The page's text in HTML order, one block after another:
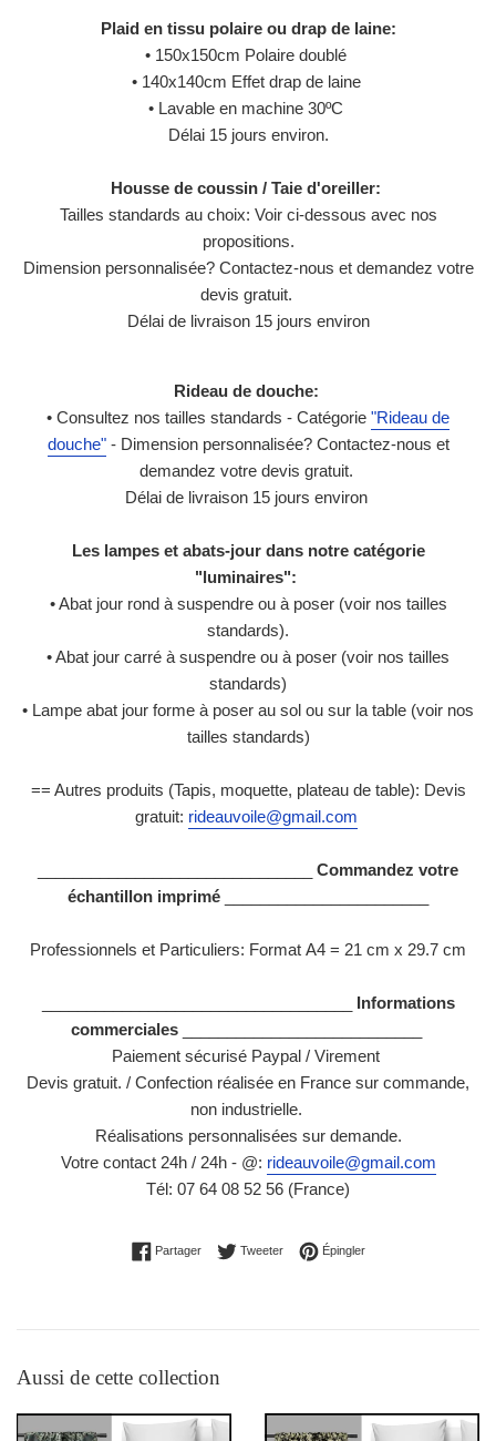
Plaid en tissu polaire ou drap de laine:
• 150x150cm Polaire doublé
• 140x140cm Effet drap de laine
• Lavable en machine 30ºC
Délai 15 jours environ.
Housse de coussin / Taie d'oreiller:
Tailles standards au choix: Voir ci-dessous avec nos
propositions.
Dimension personnalisée? Contactez-nous et demandez votre
devis gratuit.
Délai de livraison 15 jours environ
Rideau de douche:
• Consultez nos tailles standards - Catégorie "Rideau de
douche" - Dimension personnalisée? Contactez-nous et
demandez votre devis gratuit.
Délai de livraison 15 jours environ
Les lampes et abats-jour dans notre catégorie
"luminaires":
• Abat jour rond à suspendre ou à poser (voir nos tailles
standards).
• Abat jour carré à suspendre ou à poser (voir nos tailles
standards)
• Lampe abat jour forme à poser au sol ou sur la table (voir nos
tailles standards)
== Autres produits (Tapis, moquette, plateau de table): Devis
gratuit: rideauvoile@gmail.com
Commandez votre
échantillon imprimé
Professionnels et Particuliers: Format A4 = 21 cm x 29.7 cm
Informations
commerciales
Paiement sécurisé Paypal / Virement
Devis gratuit. / Confection réalisée en France sur commande,
non industrielle.
Réalisations personnalisées sur demande.
Votre contact 24h / 24h - @: rideauvoile@gmail.com
Tél: 07 64 08 52 56 (France)
PartagerPartager sur Facebook
TweeterTweeter sur Twitter
ÉpinglerÉpingler sur Pinterest
Aussi de cette collection